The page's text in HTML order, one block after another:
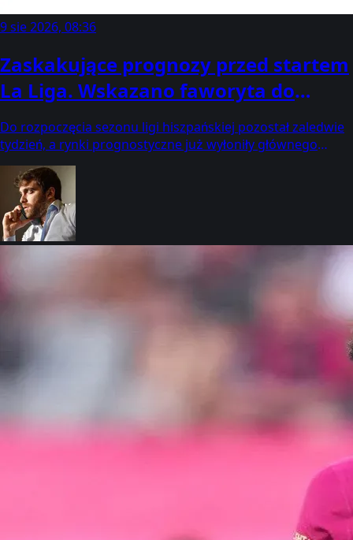
9 sie 2026, 08:36
Zaskakujące prognozy przed startem
La Liga. Wskazano faworyta do
tytułu
Do rozpoczęcia sezonu ligi hiszpańskiej pozostał zaledwie
tydzień, a rynki prognostyczne już wyłoniły głównego
kandydata do końcowego triumfu.